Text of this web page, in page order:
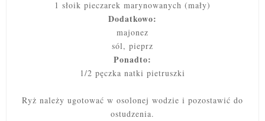
1 słoik pieczarek marynowanych (mały)
Dodatkowo:
majonez
sól, pieprz
Ponadto:
1/2 pęczka natki pietruszki
Ryż należy ugotować w osolonej wodzie i pozostawić do
ostudzenia.